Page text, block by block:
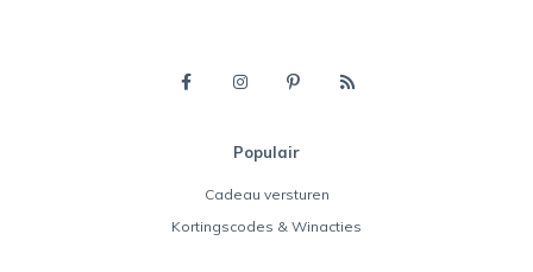
Populair
Cadeau versturen
Kortingscodes & Winacties